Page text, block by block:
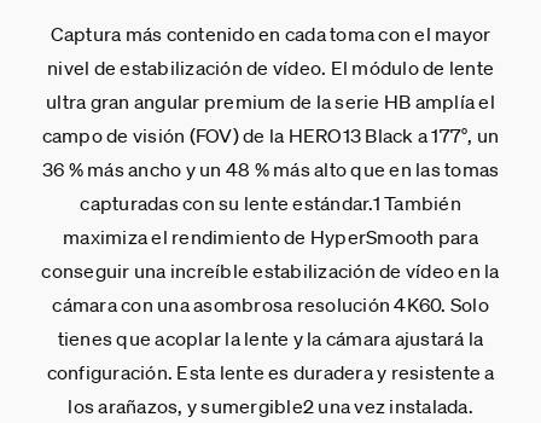
Captura más contenido en cada toma con el mayor
nivel de estabilización de vídeo. El módulo de lente
ultra gran angular premium de la serie HB amplía el
campo de visión (FOV) de la HERO13 Black a 177°, un
36 % más ancho y un 48 % más alto que en las tomas
capturadas con su lente estándar.1 También
maximiza el rendimiento de HyperSmooth para
conseguir una increíble estabilización de vídeo en la
cámara con una asombrosa resolución 4K60. Solo
tienes que acoplar la lente y la cámara ajustará la
configuración. Esta lente es duradera y resistente a
los arañazos, y sumergible2 una vez instalada.